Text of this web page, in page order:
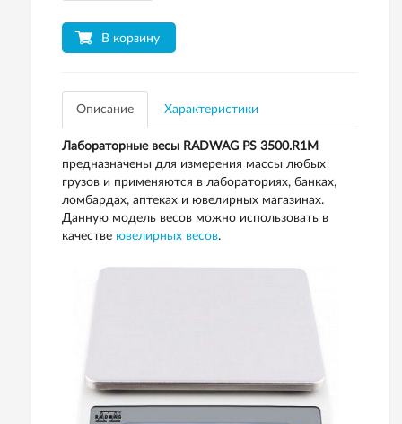
В корзину
Описание Характеристики
Лабораторные весы RADWAG PS 3500.R1M
предназначены для измерения массы любых
грузов и применяются в лабораториях, банках,
ломбардах, аптеках и ювелирных магазинах.
Данную модель весов можно использовать в
качестве ювелирных весов.